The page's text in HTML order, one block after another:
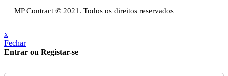
MP Contract © 2021. Todos os direitos reservados
x
Fechar
Entrar ou Registar-se